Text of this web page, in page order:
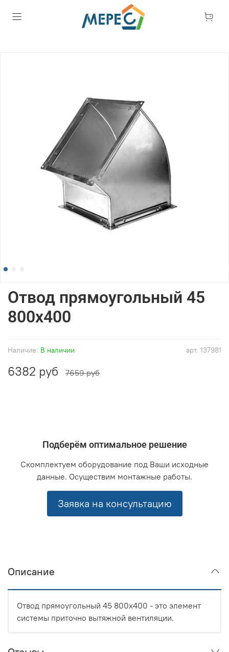
арт. 137981
Наличие: В наличии
Отвод прямоугольный 45
800x400
6382 руб 7659 руб
Подберём оптимальное решение
Скомплектуем оборудование под Ваши исходные
данные. Осуществим монтажные работы.
Заявка на консультацию
Описание
Отвод прямоугольный 45 800x400 - это элемент
системы приточно вытяжной вентиляции.